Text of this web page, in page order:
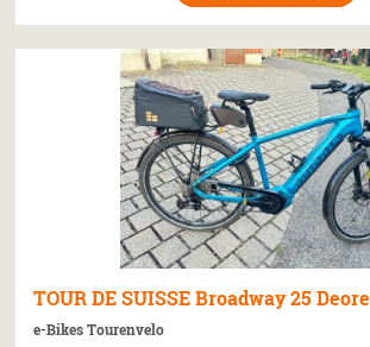
TOUR DE SUISSE Broadway 25 Deore
e-Bikes Tourenvelo